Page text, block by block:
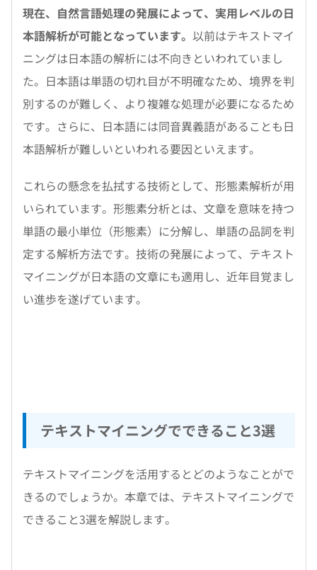
現在、自然言語処理の発展によって、実用レベルの日
本語解析が可能となっています。 以前はテキストマイ
ニングは日本語の解析には不向きといわれていまし
た。日本語は単語の切れ目が不明確なため、境界を判
別するのが難しく、より複雑な処理が必要になるため
です。さらに、日本語には同音異義語があることも日
本語解析が難しいといわれる要因といえます。
これらの懸念を払拭する技術として、形態素解析が用
いられています。形態素分析とは、文章を意味を持つ
単語の最小単位（形態素）に分解し、単語の品詞を判
定する解析方法です。技術の発展によって、テキスト
マイニングが日本語の文章にも適用し、近年目覚まし
い進歩を遂げています。
テキストマイニングでできること3選
テキストマイニングを活用するとどのようなことがで
きるのでしょうか。本章では、テキストマイニングで
できること3選を解説します。